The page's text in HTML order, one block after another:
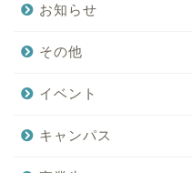
お知らせ
その他
イベント
キャンパス